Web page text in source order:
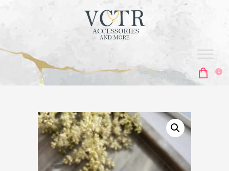
0
vctr
ΑΡΧΙΚΗ
ΣΚΟΥΛΑΡΊΚΙΑ
ΚΟΛΙΈ
ΑΛΥΣΊΔΕΣ
ΒΡΑΧΙΌΛΙΑ